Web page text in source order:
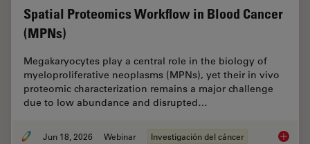
Spatial Proteomics Workflow in Blood Cancer
(MPNs)
Megakaryocytes play a central role in the biology of
myeloproliferative neoplasms (MPNs), yet their in vivo
proteomic characterization remains a major challenge
due to low abundance and disrupted…
Jun 18, 2026 Webinar Investigación del cáncer Spatial